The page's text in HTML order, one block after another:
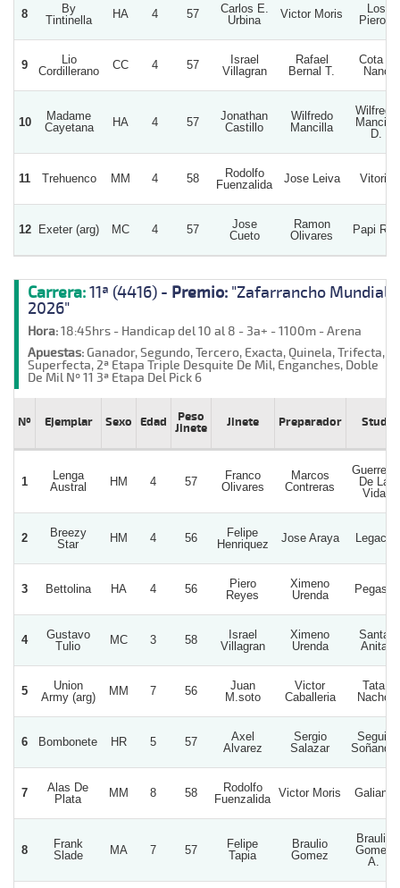
8
By
Tintinella
HA 4 57
Carlos E.
Urbina
Victor Moris
Los
Pierola
9
Lio
Cordillerano
CC 4 57
Israel
Villagran
Rafael
Bernal T.
Cota Y
Nano
10
Madame
Cayetana
HA 4 57
Jonathan
Castillo
Wilfredo
Mancilla
Wilfredo
Mancilla
D.
11 Trehuenco MM 4 58
Rodolfo
Fuenzalida
Jose Leiva Vitorio
12 Exeter (arg) MC 4 57
Jose
Cueto
Ramon
Olivares
Papi Rey
Carrera:11ª (4416) - Premio: "Zafarrancho Mundial
2026"
Hora:18:45hrs - Handicap del 10 al 8 - 3a+ - 1100m - Arena
Apuestas:Ganador, Segundo, Tercero, Exacta, Quinela, Trifecta,
Superfecta, 2ª Etapa Triple Desquite De Mil, Enganches, Doble
De Mil Nº 11 3ª Etapa Del Pick 6
Nº Ejemplar Sexo Edad
Peso
Jinete
Jinete Preparador Stud
1
Lenga
Austral
HM 4 57
Franco
Olivares
Marcos
Contreras
Guerrero
De La
Vida
2
Breezy
Star
HM 4 56
Felipe
Henriquez
Jose Araya Legacy
3 Bettolina HA 4 56
Piero
Reyes
Ximeno
Urenda
Pegaso
4
Gustavo
Tulio
MC 3 58
Israel
Villagran
Ximeno
Urenda
Santa
Anita
5
Union
Army (arg)
MM 7 56
Juan
M.soto
Victor
Caballeria
Tata
Nacho
6 Bombonete HR 5 57
Axel
Alvarez
Sergio
Salazar
Seguir
Soñando
7
Alas De
Plata
MM 8 58
Rodolfo
Fuenzalida Victor Moris Galiano
8
Frank
Slade
MA 7 57
Felipe
Tapia
Braulio
Gomez
Braulio
Gomez
A.